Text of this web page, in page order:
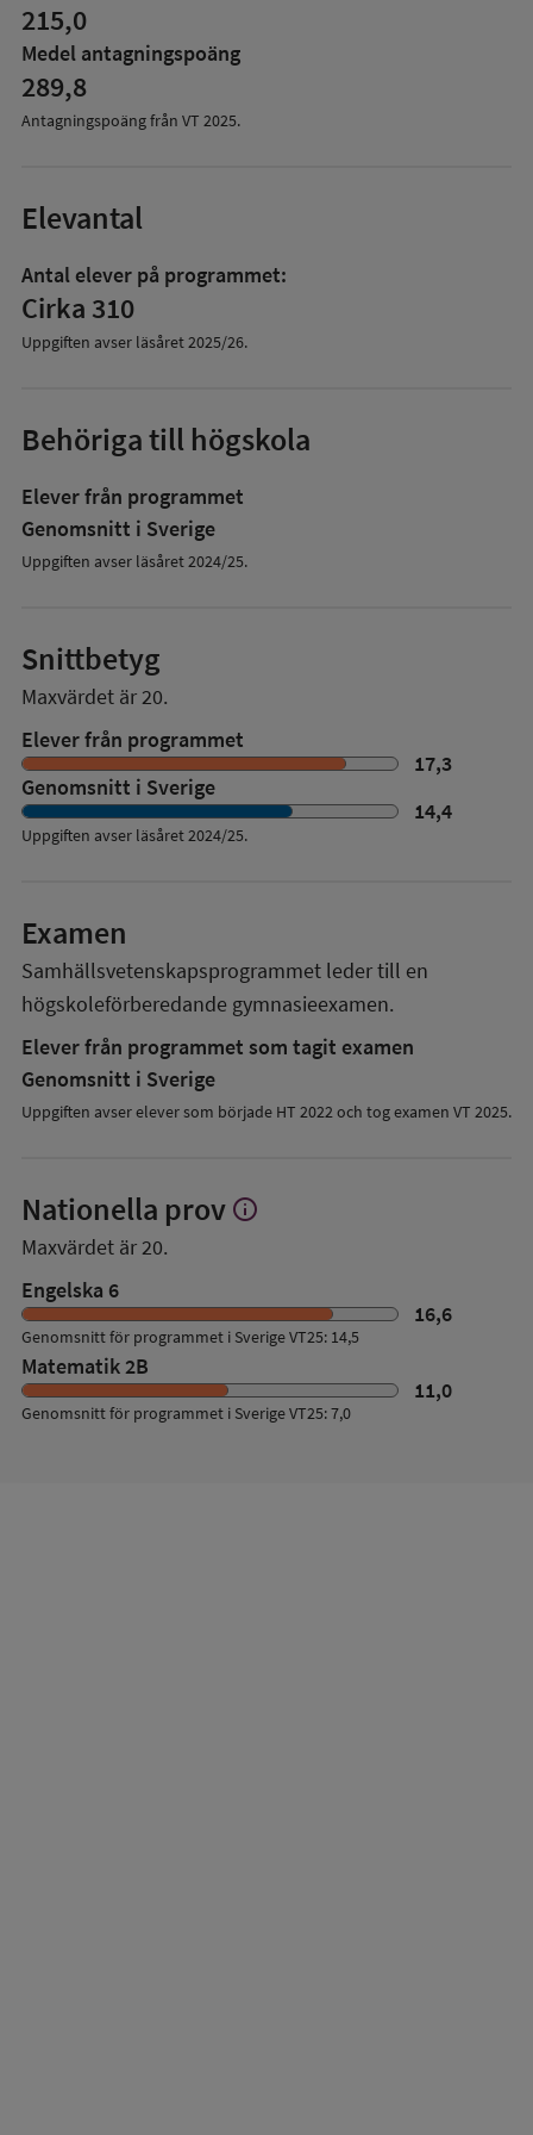
215,0
Medel antagningspoäng
289,8
Antagningspoäng från VT 2025.
Elevantal
Antal elever på programmet:
Cirka 310
Uppgiften avser läsåret2025/26.
Behöriga till högskola
Elever från programmet
Genomsnitt i Sverige
Uppgiften avser läsåret 2024/25.
Snittbetyg
Maxvärdet är 20.
Elever från programmet
17,3
Genomsnitt i Sverige
14,4
Uppgiften avser läsåret2024/25.
Examen
Samhällsvetenskapsprogrammet leder till en
högskoleförberedande gymnasieexamen.
Elever från programmet som tagit examen
Genomsnitt i Sverige
Uppgiften avser elever som började HT 2022 och tog examen VT 2025.
Nationella prov Visa
prov
info
Maxvärdet är 20.
Engelska 6
16,6
Genomsnitt för programmet i Sverige VT25: 14,5
Matematik 2B
11,0
Genomsnitt för programmet i Sverige VT25: 7,0